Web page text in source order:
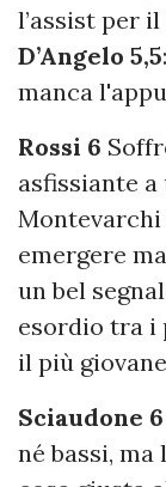
l’assist per
D’Angelo 5,5
manca
Rossi 6
asfissiante
Montevarchi
emergere
un bel
esordio tra i
il più
Sciaudone 6
né bassi,